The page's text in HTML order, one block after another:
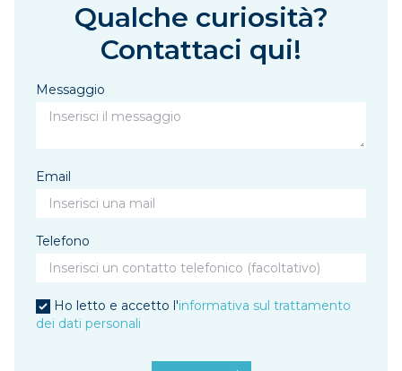
Qualche curiosità?
Contattaci qui!
Messaggio
Email
Telefono
Ho letto e accetto l'informativa sul trattamento
dei dati personali